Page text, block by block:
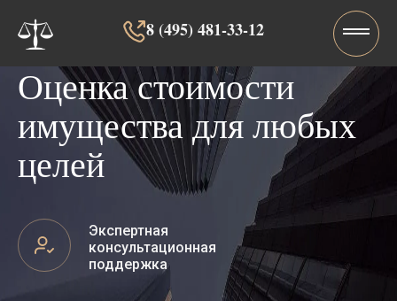
8 (495) 481-33-12‬‬
Оценка стоимости
имущества для любых
целей
Экспертная
консультационная
поддержка